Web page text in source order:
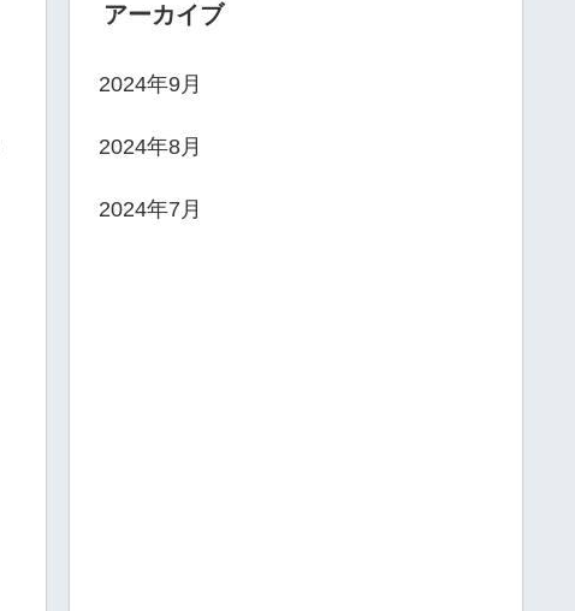
アーカイブ
2024年9月
2024年8月
2024年7月